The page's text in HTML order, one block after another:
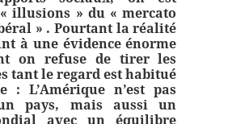
illusions » du « mercato
» . Pourtant la réalité
à une évidence énorme
on refuse de tirer les
tant le regard est habitué
:L’Amérique n’est pas
pays, mais aussi un
avec un équilibre